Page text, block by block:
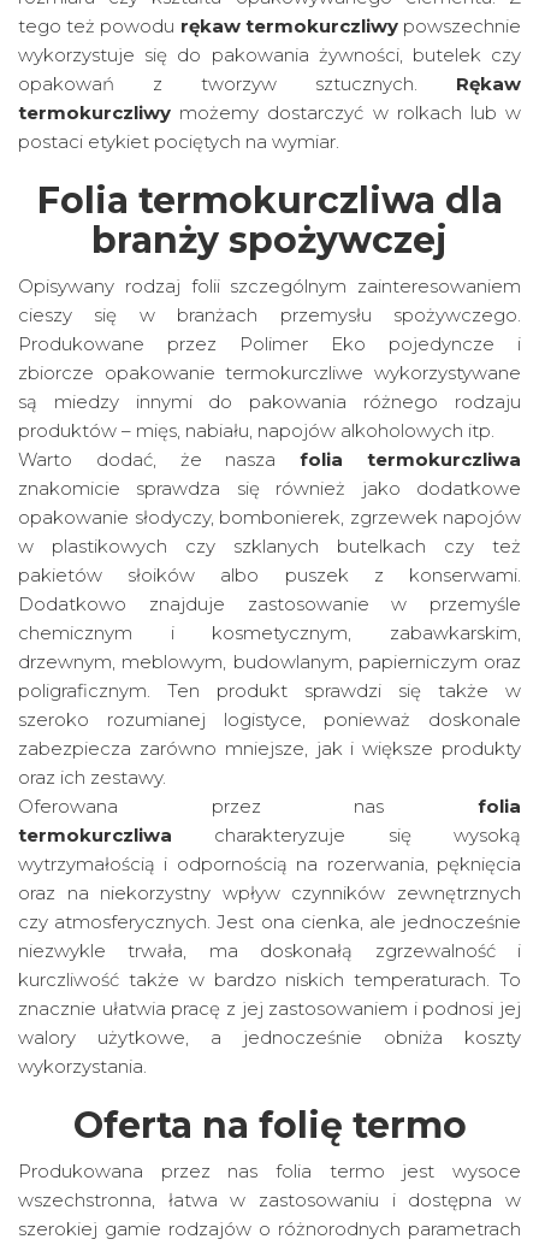
tego też powodu rękaw termokurczliwypowszechnie
wykorzystuje się do pakowania żywności, butelek czy
opakowań z tworzyw sztucznych. Rękaw
termokurczliwy możemy dostarczyć w rolkach lub w
postaci etykiet pociętych na wymiar.
Folia termokurczliwa dla
branży spożywczej
Opisywany rodzaj folii szczególnym zainteresowaniem
cieszy się w branżach przemysłu spożywczego.
Produkowane przez Polimer Eko pojedyncze i
zbiorcze opakowanie termokurczliwe wykorzystywane
są miedzy innymi do pakowania różnego rodzaju
produktów – mięs, nabiału, napojów alkoholowych itp.
Warto dodać, że naszafolia termokurczliwa
znakomicie sprawdza się również jako dodatkowe
opakowanie słodyczy, bombonierek, zgrzewek napojów
w plastikowych czy szklanych butelkach czy też
pakietów słoików albo puszek z konserwami.
Dodatkowo znajduje zastosowanie w przemyśle
chemicznym i kosmetycznym, zabawkarskim,
drzewnym, meblowym, budowlanym, papierniczym oraz
poligraficznym. Ten produkt sprawdzi się także w
szeroko rozumianej logistyce, ponieważ doskonale
zabezpiecza zarówno mniejsze, jak i większe produkty
oraz ich zestawy.
Oferowana przez nas folia
termokurczliwa charakteryzuje się wysoką
wytrzymałością i odpornością na rozerwania, pęknięcia
oraz na niekorzystny wpływ czynników zewnętrznych
czy atmosferycznych. Jest ona cienka, ale jednocześnie
niezwykle trwała, ma doskonałą zgrzewalność i
kurczliwość także w bardzo niskich temperaturach. To
znacznie ułatwia pracę z jej zastosowaniem i podnosi jej
walory użytkowe, a jednocześnie obniża koszty
wykorzystania.
Oferta na folię termo
Produkowana przez nas folia termo jest wysoce
wszechstronna, łatwa w zastosowaniu i dostępna w
szerokiej gamie rodzajów o różnorodnych parametrach